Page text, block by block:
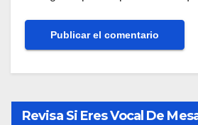
Revisa Si Eres Vocal De